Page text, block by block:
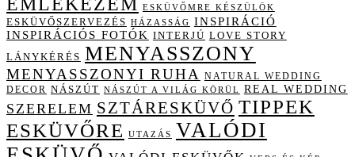
ESKÜVŐMRE KÉSZÜLÖK
ESKÜVŐSZERVEZÉS HÁZASSÁG INSPIRÁCIÓ
INSPIRÁCIÓS FOTÓK INTERJÚ LOVE STORY
LÁNYKÉRÉS MENYASSZONY
MENYASSZONYI RUHA
NATURAL WEDDING
DECOR NÁSZÚT NÁSZÚT A VILÁG KÖRÜL REAL WEDDING
SZERELEM SZTÁRESKÜVŐ TIPPEK
ESKÜVŐRE
UTAZÁS VALÓDI